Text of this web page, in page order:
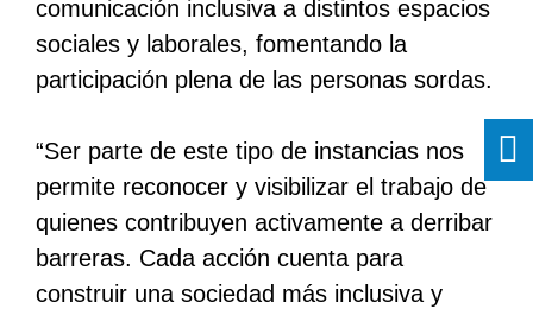
comunicación inclusiva a distintos espacios
sociales y laborales, fomentando la
participación plena de las personas sordas.
“Ser parte de este tipo de instancias nos
permite reconocer y visibilizar el trabajo de
quienes contribuyen activamente a derribar
barreras. Cada acción cuenta para
construir una sociedad más inclusiva y